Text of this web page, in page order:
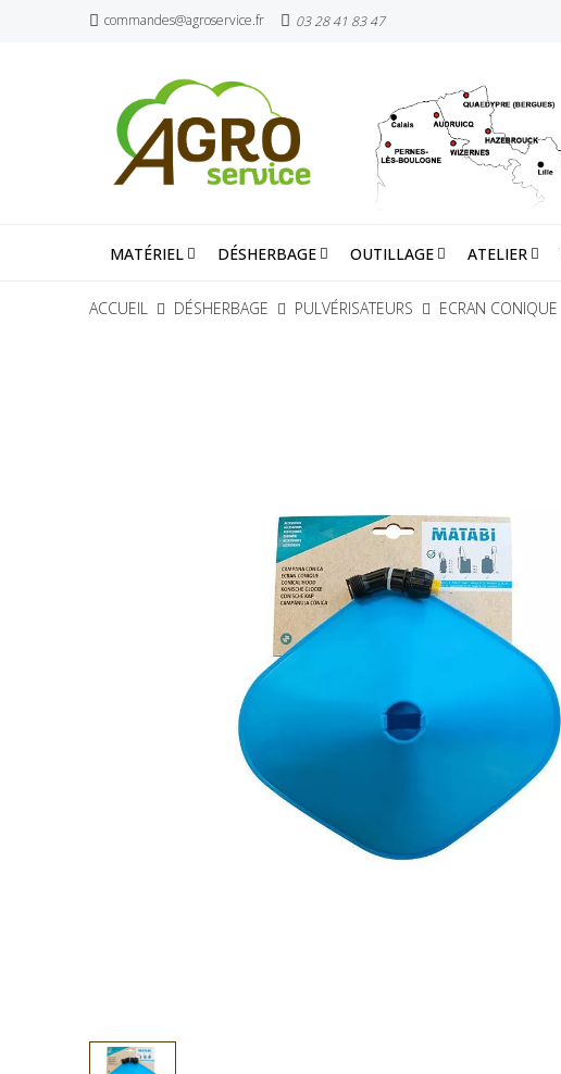
commandes@agroservice.fr 03 28 41 83 47
MATÉRIEL DÉSHERBAGE OUTILLAGE ATELIER
ACCUEIL DÉSHERBAGE PULVÉRISATEURS ECRAN CONIQUE